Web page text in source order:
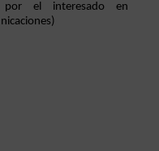
por el interesado en